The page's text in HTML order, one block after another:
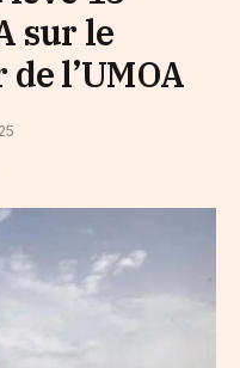
sur le
l’UMOA